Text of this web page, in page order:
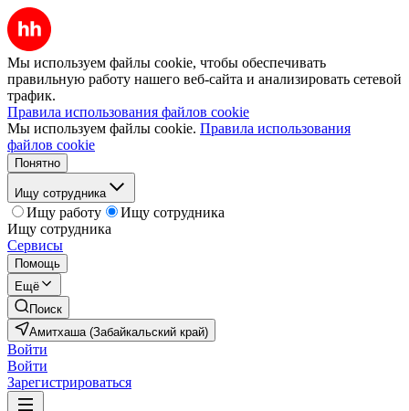
Мы используем файлы cookie, чтобы обеспечивать
правильную работу нашего веб-сайта и анализировать сетевой
трафик.
Правила использования файлов cookie
Мы используем файлы cookie. Правила использования
файлов cookie
Понятно
Ищу сотрудника
Ищу работу
Ищу сотрудника
Ищу сотрудника
Сервисы
Помощь
Ещё
Поиск
Амитхаша (Забайкальский край)
Войти
Войти
Зарегистрироваться